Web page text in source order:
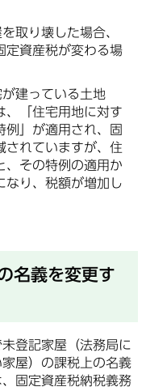
取り壊した場合、
定資産税が変わる場
が建っている土地
、「住宅用地に対す
例」が適用され、固
されていますが、住
、その特例の適用か
なり、税額が増加し
名義を変更す
登記家屋（法務局に
屋）の課税上の名義
固定資産税納税義務